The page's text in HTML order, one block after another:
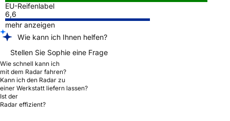
EU-Reifenlabel
6,6
mehr anzeigen
Wie kann ich Ihnen helfen?
Stellen Sie Sophie eine Frage
Wie schnell kann ich
mit dem Radar fahren?
Kann ich den Radar zu
einer Werkstatt liefern lassen?
Ist der
Radar effizient?